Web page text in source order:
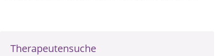
Therapeutensuche